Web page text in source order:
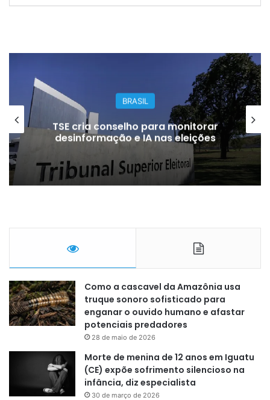
BRASIL
TSE cria conselho para monitorar
desinformação e IA nas eleições
Como a cascavel da Amazônia usa
truque sonoro sofisticado para
enganar o ouvido humano e afastar
potenciais predadores
28 de maio de 2026
Morte de menina de 12 anos em Iguatu
(CE) expõe sofrimento silencioso na
infância, diz especialista
30 de março de 2026